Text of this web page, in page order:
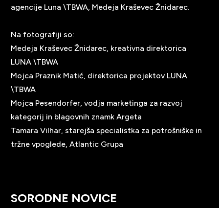
agencije Luna \TBWA, Medeja Kraševec Žnidarec.
Na fotografiji so:
Medeja Kraševec Žnidarec, kreativna direktorica
LUNA \TBWA
Mojca Praznik Matić, direktorica projektov LUNA
\TBWA
Mojca Pesendorfer, vodja marketinga za razvoj
kategorij in blagovnih znamk Argeta
Tamara Vilhar, starejša specialistka za potrošniške in
tržne vpoglede, Atlantic Grupa
SORODNE NOVICE